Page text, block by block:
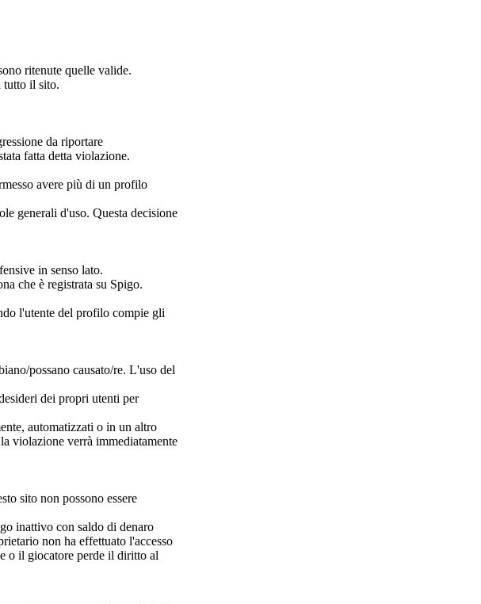
ritenute quelle valide.
tutto il sito.
da riportare
fatta detta violazione.
avere più di un profilo
generali d'uso. Questa decisione
in senso lato.
che è registrata su Spigo.
l'utente del profilo compie gli
possano causato/re. L'uso del
dei propri utenti per
automatizzati o in un altro
violazione verrà immediatamente
sito non possono essere
inattivo con saldo di denaro
non ha effettuato l'accesso
o il giocatore perde il diritto al